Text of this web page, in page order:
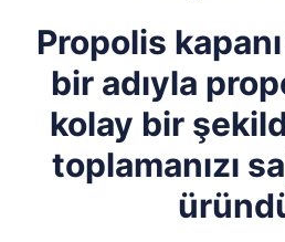
Propolis
bir adıyla
kolay bir
toplamanızı